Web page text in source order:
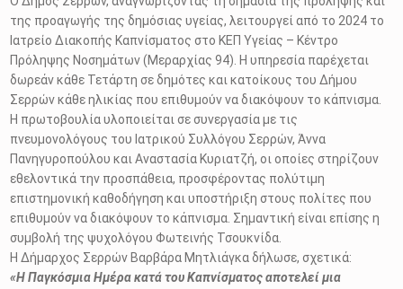
της προαγωγής της δημόσιας υγείας, λειτουργεί από το 2024 το
Ιατρείο Διακοπής Καπνίσματος στο ΚΕΠ Υγείας – Κέντρο
Πρόληψης Νοσημάτων (Μεραρχίας 94). Η υπηρεσία παρέχεται
δωρεάν κάθε Τετάρτη σε δημότες και κατοίκους του Δήμου
Σερρών κάθε ηλικίας που επιθυμούν να διακόψουν το κάπνισμα.
Η πρωτοβουλία υλοποιείται σε συνεργασία με τις
πνευμονολόγους του Ιατρικού Συλλόγου Σερρών, Άννα
Πανηγυροπούλου και Αναστασία Κυριατζή, οι οποίες στηρίζουν
εθελοντικά την προσπάθεια, προσφέροντας πολύτιμη
επιστημονική καθοδήγηση και υποστήριξη στους πολίτες που
επιθυμούν να διακόψουν το κάπνισμα. Σημαντική είναι επίσης η
συμβολή της ψυχολόγου Φωτεινής Τσουκνίδα.
Η Δήμαρχος Σερρών Βαρβάρα Μητλιάγκα δήλωσε, σχετικά:
«Η Παγκόσμια Ημέρα κατά του Καπνίσματος αποτελεί μια